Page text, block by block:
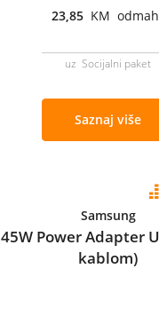
23,85 KM odmah
uz Socijalni paket
Saznaj više
Samsung
45W Power Adapter
kablom)